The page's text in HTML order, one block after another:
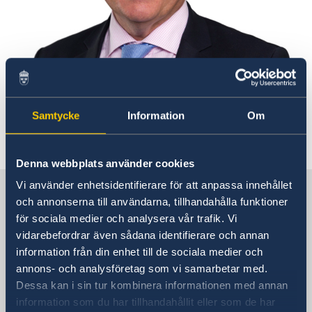
Samtycke Information Om
Denna webbplats använder cookies
Vi använder enhetsidentifierare för att anpassa innehållet
och annonserna till användarna, tillhandahålla funktioner
för sociala medier och analysera vår trafik. Vi
vidarebefordrar även sådana identifierare och annan
information från din enhet till de sociala medier och
annons- och analysföretag som vi samarbetar med.
Dessa kan i sin tur kombinera informationen med annan
information som du har tillhandahållit eller som de har
Sverige i Indien
Sveriges ambassad
Besöksadress
4-5 Nyaya Marg
Chanakyapuri